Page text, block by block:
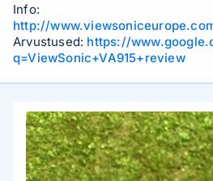
Info:
http://
Arvustused: https://
q=ViewSonic+VA915+review